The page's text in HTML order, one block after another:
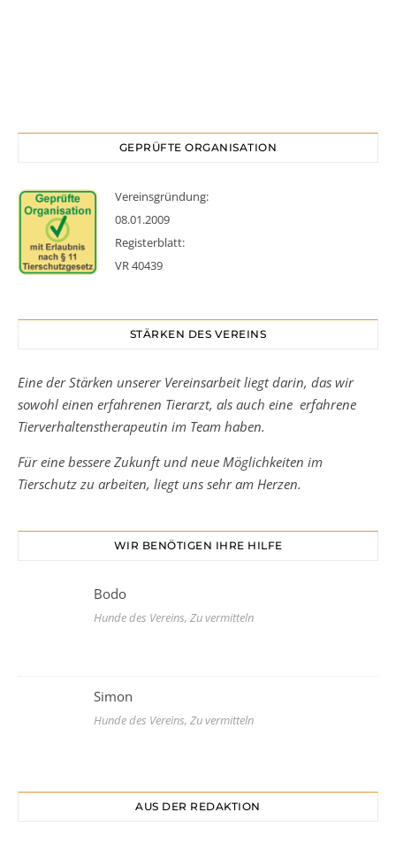
GEPRÜFTE ORGANISATION
Vereinsgründung:
08.01.2009
Registerblatt:
VR 40439
STÄRKEN DES VEREINS
Eine der Stärken unserer Vereinsarbeit liegt darin, das wir
sowohl einen erfahrenen Tierarzt, als auch eine erfahrene
Tierverhaltenstherapeutin im Team haben.
Für eine bessere Zukunft und neue Möglichkeiten im
Tierschutz zu arbeiten, liegt uns sehr am Herzen.
WIR BENÖTIGEN IHRE HILFE
Bodo
Hunde des Vereins, Zu vermitteln
Simon
Hunde des Vereins, Zu vermitteln
AUS DER REDAKTION